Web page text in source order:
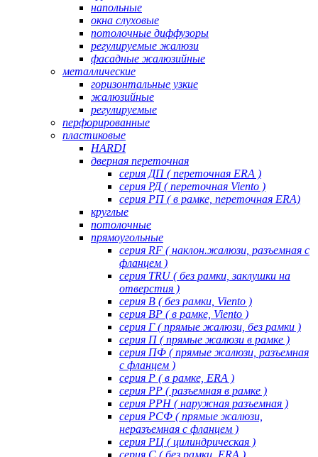
напольные
окна слуховые
потолочные диффузоры
регулируемые жалюзи
фасадные жалюзийные
металлические
горизонтальные узкие
жалюзийные
регулируемые
перфорированные
пластиковые
HARDI
дверная переточная
серия ДП ( переточная ERA )
серия РД ( переточная Viento )
серия РП ( в рамке, переточная ERA)
круглые
потолочные
прямоугольные
серия RF ( наклон.жалюзи, разъемная с
фланцем )
серия TRU ( без рамки, заклушки на
отверстия )
серия В ( без рамки, Viento )
серия ВР ( в рамке, Viento )
серия Г ( прямые жалюзи, без рамки )
серия П ( прямые жалюзи в рамке )
серия ПФ ( прямые жалюзи, разъемная
с фланцем )
серия Р ( в рамке, ERA )
серия РР ( разъемная в рамке )
серия РРН ( наружная разъемная )
серия РСФ ( прямые жалюзи,
неразъемная с фланцем )
серия РЦ ( цилиндрическая )
серия С ( без рамки, ERA )